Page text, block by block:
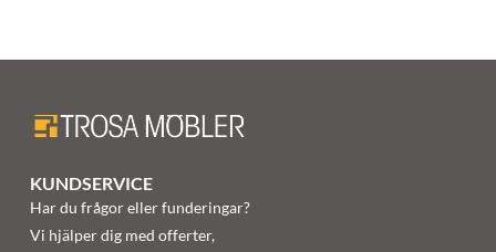
KUNDSERVICE
Har du frågor eller funderingar?
Vi hjälper dig med offerter,